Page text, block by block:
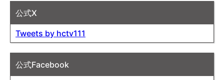
公式X
Tweets by hctv111
公式Facebook